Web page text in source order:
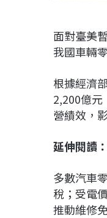
面對臺美
我國車輛
根據經濟
2,200億
營績效，
延伸閱讀：
多數汽車
稅；受電
推動維修